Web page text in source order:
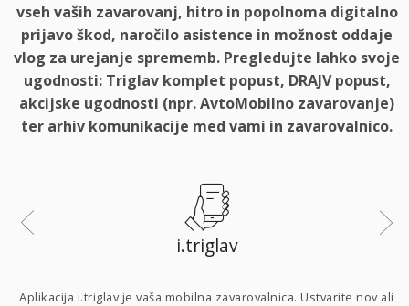
vseh vaših zavarovanj, hitro in popolnoma digitalno
prijavo škod, naročilo asistence in možnost oddaje
vlog za urejanje sprememb. Pregledujte lahko svoje
ugodnosti: Triglav komplet popust, DRAJV popust,
akcijske ugodnosti (npr. AvtoMobilno zavarovanje)
ter arhiv komunikacije med vami in zavarovalnico.
i.triglav
Aplikacija i.triglav je vaša mobilna zavarovalnica. Ustvarite nov ali